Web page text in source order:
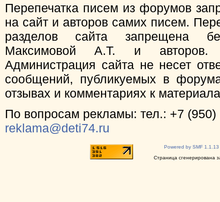
Перепечатка писем из форумов
на сайт и авторов самих писем.
разделов сайта запрещена
Максимовой А.Т. и
Администрация сайта не несет
сообщений, публикуемых в
отзывах и комментариях к
По вопросам рекламы: тел.: +7 (950)
reklama@deti74.ru
Powered by SMF 1.1.13
Страница сгенерирована